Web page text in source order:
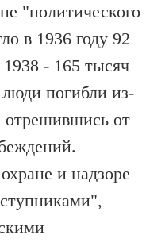
"политического
в 1936 году 92
- 165 тысяч
погибли из-
отрешившись от
и надзоре